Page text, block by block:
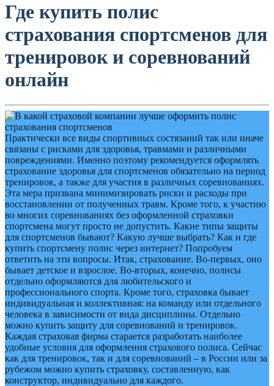
Где купить полис
страхования спортсменов для
тренировок и соревнований
онлайн
Практически все виды спортивных состязаний так или иначе
связаны с рисками для здоровья, травмами и различными
повреждениями. Именно поэтому рекомендуется оформлять
страхование здоровья для спортсменов обязательно на период
тренировок, а также для участия в различных соревнованиях.
Эта мера призвана минимизировать риски и расходы при
восстановлении от полученных травм. Кроме того, к участию
во многих соревнованиях без оформленной страховки
спортсмена могут просто не допустить. Какие типы защиты
для спортсменов бывают? Какую лучше выбрать? Как и где
купить спортсмену полис через интернет? Попробуем
ответить на эти вопросы. Итак, страхование. Во-первых, оно
бывает детское и взрослое. Во-вторых, конечно, полисы
отдельно оформляются для любительского и
профессионального спорта. Кроме того, страховка бывает
индивидуальная и коллективная: на команду или отдельного
человека в зависимости от вида дисциплины. Отдельно
можно купить защиту для соревнований и тренировок.
Каждая страховая фирма старается разработать наиболее
удобные условия для оформления страхового полиса. Сейчас
как для тренировок, так и для соревнований – в России или за
рубежом можно купить страховку, составленную, как
конструктор, индивидуально для каждого.